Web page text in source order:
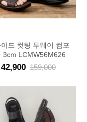
드 컷팅 투웨이 컴포
3cm LCMW56M626
42,900 159,000